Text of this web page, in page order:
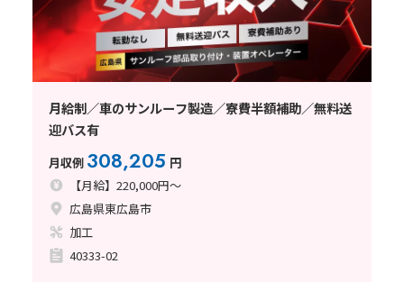
月給制／車のサンルーフ製造／寮費半額補助／無料送
迎バス有
月収例 308,205 円
【月給】220,000円～
広島県東広島市
加工
40333-02